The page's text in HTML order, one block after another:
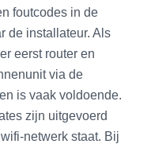
foutcodes in de
de installateur. Als
eerst router en
via de
is vaak voldoende.
zijn uitgevoerd
netwerk staat. Bij